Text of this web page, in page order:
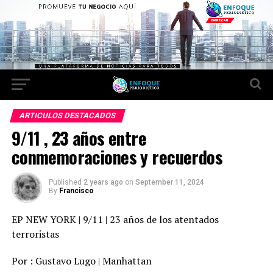
ARTICULOS DESTACADOS
9/11 , 23 años entre
conmemoraciones y recuerdos
Published 2 years ago on September 11, 2024
By Francisco
EP NEW YORK | 9/11 | 23 años de los atentados
terroristas
Por : Gustavo Lugo | Manhattan